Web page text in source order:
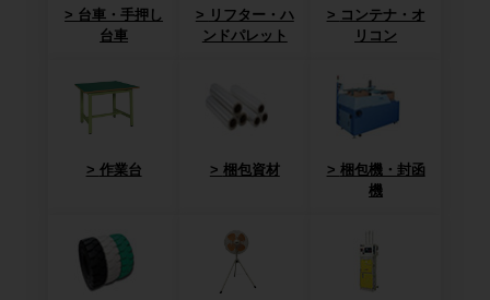
台車・手押し
台車
リフター・ハ
ンドパレット
コンテナ・オ
リコン
作業台 梱包資材
梱包機・封函
機